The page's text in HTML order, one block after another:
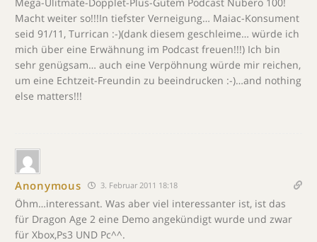
Macht weiter so!!!In tiefster Verneigung… Maiac-Konsument
seid 91/11, Turrican :-)(dank diesem geschleime… würde ich
mich über eine Erwähnung im Podcast freuen!!!) Ich bin
sehr genügsam… auch eine Verpöhnung würde mir reichen,
um eine Echtzeit-Freundin zu beeindrucken :-)…and nothing
else matters!!!
Anonymous 3. Februar 2011 18:18
Öhm…interessant. Was aber viel interessanter ist, ist das
für Dragon Age 2 eine Demo angekündigt wurde und zwar
für Xbox,Ps3 UND Pc^^.